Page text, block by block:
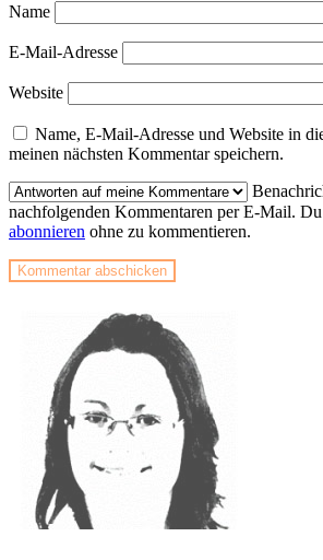
Name
E-Mail-Adresse
Website
Name, E-Mail-Adresse und Website in
meinen nächsten Kommentar speichern.
nachfolgenden Kommentaren per E-Mail.
abonnieren ohne zu kommentieren.